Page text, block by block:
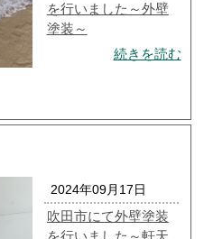
を行いました～外壁
塗装～
続きを読む
2024年09月17日
吹田市にて外壁塗装